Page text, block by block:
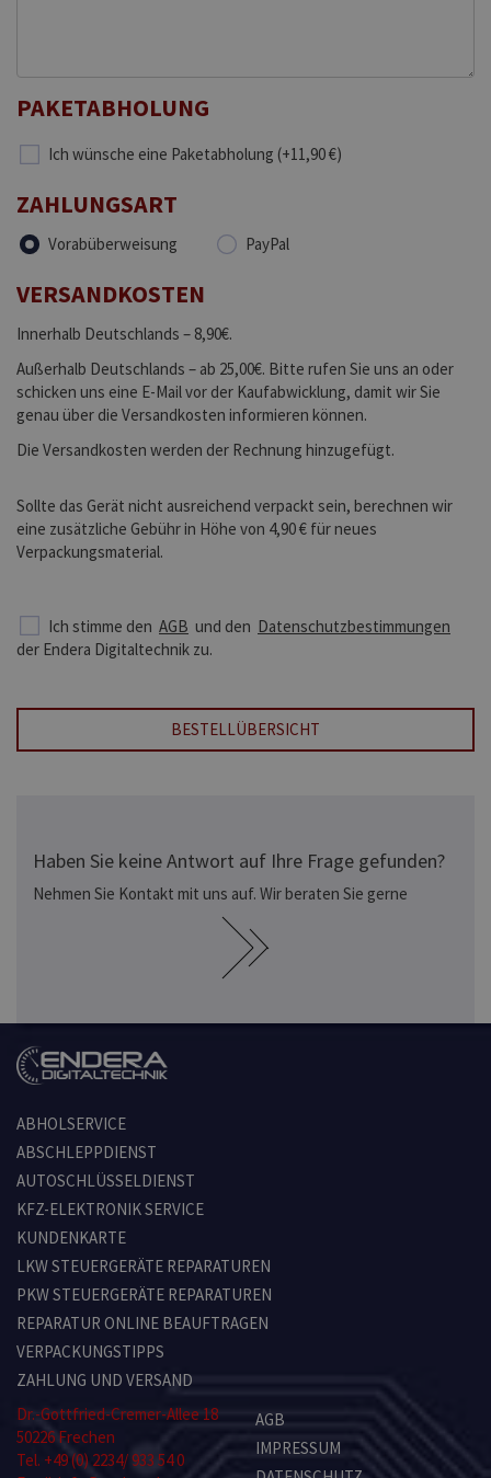
PAKETABHOLUNG
Ich wünsche eine Paketabholung (+11,90 €)
ZAHLUNGSART
Vorabüberweisung PayPal
VERSANDKOSTEN
Innerhalb Deutschlands – 8,90€.
Außerhalb Deutschlands – ab 25,00€. Bitte rufen Sie uns an oder
schicken uns eine E-Mail vor der Kaufabwicklung, damit wir Sie
genau über die Versandkosten informieren können.
Die Versandkosten werden der Rechnung hinzugefügt.
Sollte das Gerät nicht ausreichend verpackt sein, berechnen wir
eine zusätzliche Gebühr in Höhe von 4,90 € für neues
Verpackungsmaterial.
Ich stimme den AGB und den Datenschutzbestimmungen
der Endera Digitaltechnik zu.
BESTELLÜBERSICHT
Haben Sie keine Antwort auf Ihre Frage gefunden?
Nehmen Sie Kontakt mit uns auf. Wir beraten Sie gerne
ABHOLSERVICE
ABSCHLEPPDIENST
AUTOSCHLÜSSELDIENST
KFZ-ELEKTRONIK SERVICE
KUNDENKARTE
LKW STEUERGERÄTE REPARATUREN
PKW STEUERGERÄTE REPARATUREN
REPARATUR ONLINE BEAUFTRAGEN
VERPACKUNGSTIPPS
ZAHLUNG UND VERSAND
Dr.-Gottfried-Cremer-Allee 18
50226 Frechen
Tel. +49 (0) 2234/ 933 54 0
AGB
IMPRESSUM